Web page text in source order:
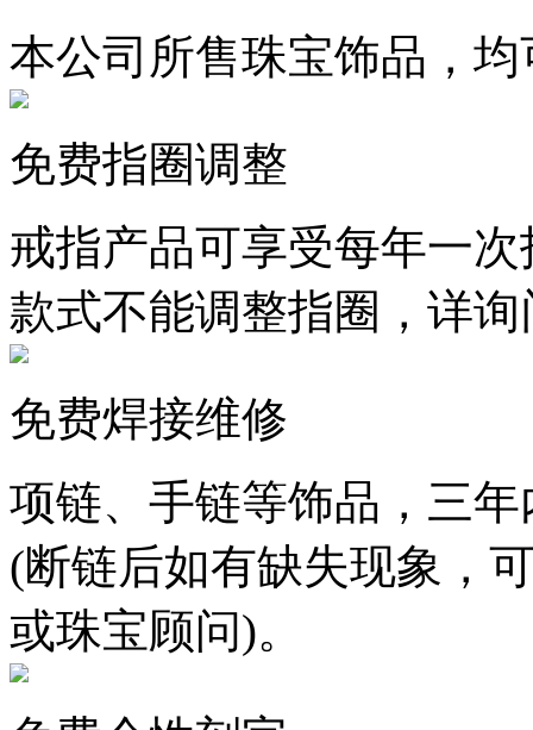
本公司所售珠宝饰品，
免费指圈调整
戒指产品可享受每年一
款式不能调整指圈，详
免费焊接维修
项链、手链等饰品，三
(断链后如有缺失现象，
或珠宝顾问)。